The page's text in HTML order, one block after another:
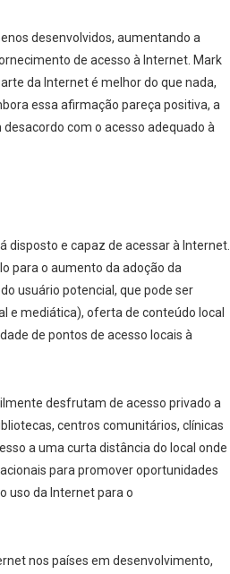
desenvolvidos, aumentando a
de acesso à Internet. Mark
da Internet é melhor do que nada,
essa afirmação pareça positiva, a
com o acesso adequado à
disposto e capaz de acessar à Internet.
para o aumento da adoção da
usuário potencial, que pode ser
e mediática), oferta de conteúdo local
de pontos de acesso locais à
desfrutam de acesso privado a
centros comunitários, clínicas
a uma curta distância do local onde
para promover oportunidades
uso da Internet para o
nos países em desenvolvimento,